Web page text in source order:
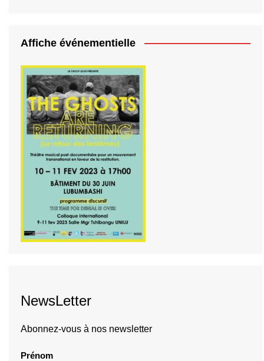
Affiche événementielle
NewsLetter
Abonnez-vous à nos newsletter
Prénom